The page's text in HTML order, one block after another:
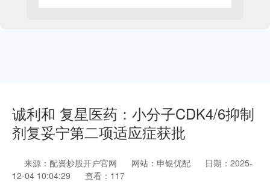
诚利和 复星医药：小分子CDK4/6抑制
剂复妥宁第二项适应症获批
来源：配资炒股开户官网 网站：申银优配
日期：2025-
12-04 10:04:29
查看：117